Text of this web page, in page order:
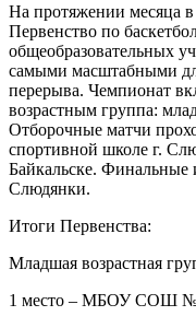
На протяжении месяца
Первенство по
общеобразовательных
самыми масштабными
перерыва. Чемпионат
возрастным группа:
Отборочные матчи
спортивной школе г.
Байкальске.
Слюдянки.
Итоги Первенства:
Младшая возрастная
1 место – МБОУ СОШ №